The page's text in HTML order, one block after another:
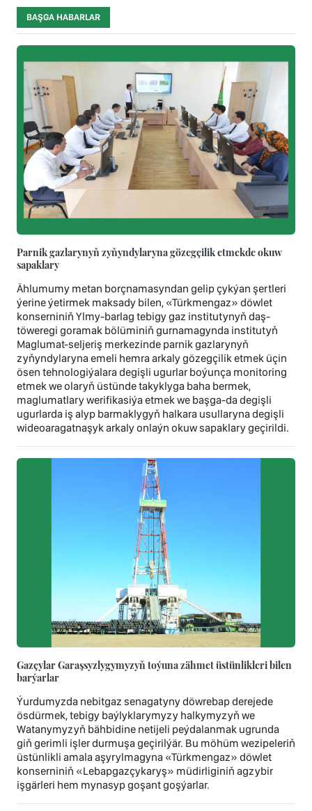
BAŞGA HABARLAR
Parnik gazlarynyň zyňyndylaryna gözegçilik etmekde okuw
sapaklary
Ählumumy metan borçnamasyndan gelip çykýan şertleri
ýerine ýetirmek maksady bilen, «Türkmengaz» döwlet
konserniniň Ylmy-barlag tebigy gaz institutynyň daş-
töweregi goramak bölüminiň gurnamagynda institutyň
Maglumat-seljeriş merkezinde parnik gazlarynyň
zyňyndylaryna emeli hemra arkaly gözegçilik etmek üçin
ösen tehnologiýalara degişli ugurlar boýunça monitoring
etmek we olaryň üstünde takyklyga baha bermek,
maglumatlary werifikasiýa etmek we başga-da degişli
ugurlarda iş alyp barmaklygyň halkara usullaryna degişli
wideoaragatnaşyk arkaly onlaýn okuw sapaklary geçirildi.
Gazçylar Garaşsyzlygymyzyň toýuna zähmet üstünlikleri bilen
barýarlar
Ýurdumyzda nebitgaz senagatyny döwrebap derejede
ösdürmek, tebigy baýlyklarymyzy halkymyzyň we
Watanymyzyň bähbidine netijeli peýdalanmak ugrunda
giň gerimli işler durmuşa geçirilýär. Bu möhüm wezipeleriň
üstünlikli amala aşyrylmagyna «Türkmengaz» döwlet
konserniniň «Lebapgazçykaryş» müdirliginiň agzybir
işgärleri hem mynasyp goşant goşýarlar.